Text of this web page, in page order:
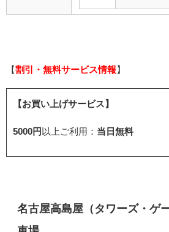
【 割引・無料サービス情報 】
【お買い上げサービス】
5000円 以上ご利用： 当日無料
名古屋高島屋（タワーズ・ゲ